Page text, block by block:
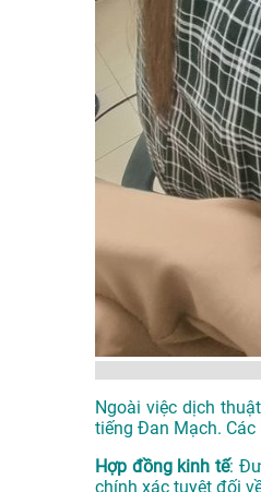
Ngoài việc dịch
tiếng Đan Mạch.
Hợp đồng kinh tế:
chính xác tuyệt đối